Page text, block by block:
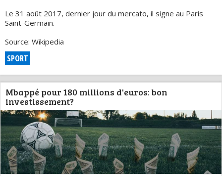
Le 31 août 2017, dernier jour du mercato, il signe au Paris
Saint-Germain.
Source: Wikipedia
SPORT
Mbappé pour 180 millions d'euros: bon
investissement?